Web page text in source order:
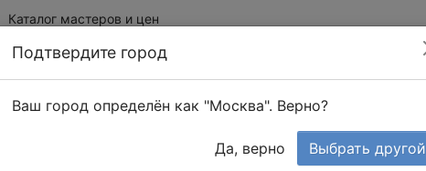
Каталог мастеров и цен
Подтвердите город
Ваш город определён как "Москва". Верно?
Да, верно Выбрать другой